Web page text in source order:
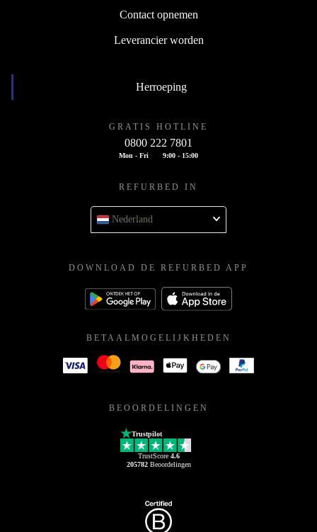
Contact opnemen
Leverancier worden
Herroeping
GRATIS HOTLINE
0800 222 7801
Mon - Fri 9:00 - 15:00
REFURBED IN
Nederland
DOWNLOAD DE REFURBED APP
BETAALMOGELIJKHEDEN
BEOORDELINGEN
Trustpilot
TrustScore 4.6
205782Beoordelingen